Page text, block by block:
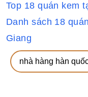
Top 18 quán kem
Danh sách 18
Giang
nhà hàng hàn